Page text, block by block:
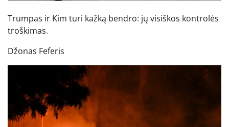
Trumpas ir Kim turi kažką bendro: jų visiškos kontrolės
troškimas.
Džonas Feferis